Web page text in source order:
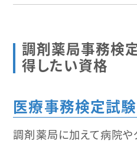
調剤薬局事務検
得したい資格
医療事務検定試験
調剤薬局に加えて病院や